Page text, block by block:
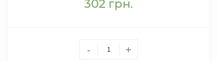
302 грн.
- +